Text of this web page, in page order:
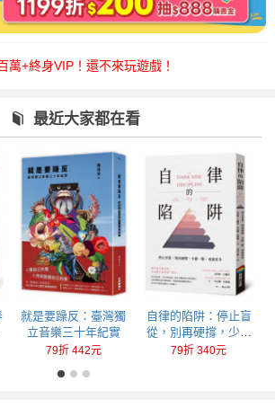
，年度唯一！快來周年慶逛逛！
起！滿額再減15%送6折券！
最近大家都在看
就是要躁反：臺灣獨
立音樂三十年紀實
79折 442元
自律的陷阱：停止盲
從，別再硬撐，少做
一點，成就更多
79折 340元